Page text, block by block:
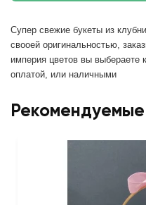
Супер свежие букеты из
свооей оригинальностью,
империя цветов вы выбераете
оплатой, или наличными